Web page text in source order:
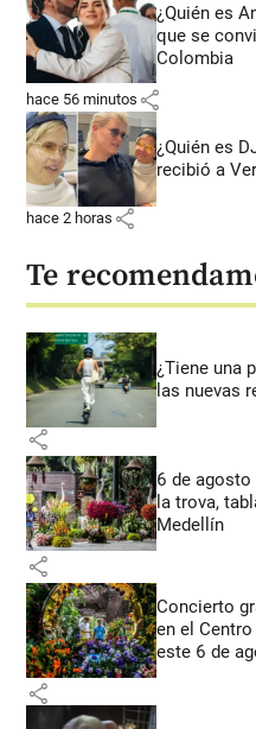
¿Quién es
que se
Colombia
hace 56 minutos share
¿Quién es
recibió a
hace 2 horas share
Te
¿Tiene una
las nuevas
share
6 de agosto
la trova,
Medellín
share
Concierto
en el
este 6 de
share